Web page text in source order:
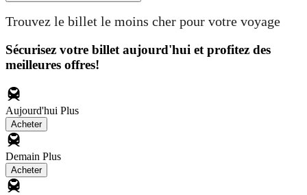
Trouvez le billet le moins cher pour votre voyage
Sécurisez votre billet aujourd'hui et profitez des
meilleures offres!
Aujourd'hui Plus
Acheter
Demain Plus
Acheter